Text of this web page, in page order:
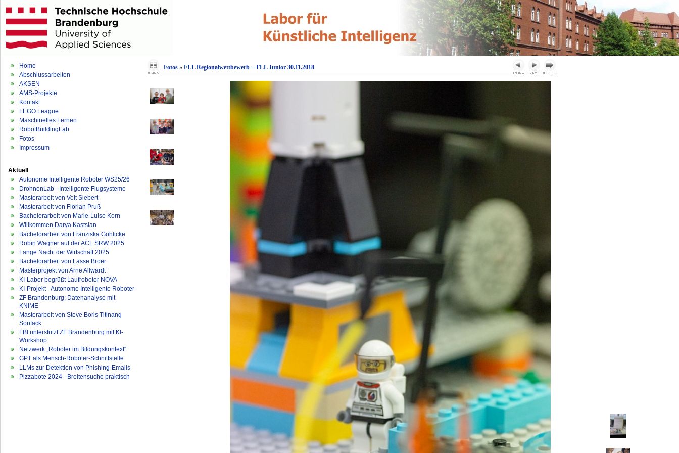
Home
Abschlussarbeiten
AKSEN
AMS-Projekte
Kontakt
LEGO League
Maschinelles Lernen
RobotBuildingLab
Fotos
Impressum
Aktuell
Autonome Intelligente Roboter WS25/26
DrohnenLab - Intelligente Flugsysteme
Masterarbeit von Veit Siebert
Masterarbeit von Florian Pruß
Bachelorarbeit von Marie-Luise Korn
Willkommen Darya Kastsian
Bachelorarbeit von Franziska Gohlicke
Robin Wagner auf der ACL SRW 2025
Lange Nacht der Wirtschaft 2025
Bachelorarbeit von Lasse Broer
Masterprojekt von Arne Allwardt
KI-Labor begrüßt Laufroboter NOVA
KI-Projekt - Autonome Intelligente Roboter
ZF Brandenburg: Datenanalyse mit
KNIME
Masterarbeit von Steve Boris Titinang
Sonfack
FBI unterstützt ZF Brandenburg mit KI-
Workshop
Netzwerk „Roboter im Bildungskontext“
GPT als Mensch-Roboter-Schnittstelle
LLMs zur Detektion von Phishing-Emails
Pizzabote 2024 - Breitensuche praktisch
Fotos »FLL Regionalwettbewerb + FLL Junior 30.11.2018